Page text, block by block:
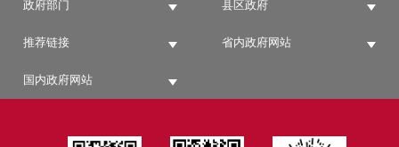
政府部门 县区政府
推荐链接 省内政府网站
国内政府网站